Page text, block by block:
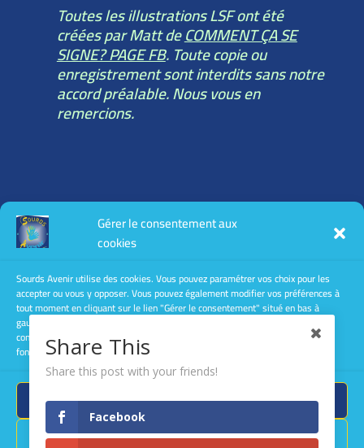
Gérer le consentement aux
cookies
Sourds Avenir utilise des cookies. Vous pouvez paramétrer vos choix pour les
accepter ou vous y opposer. Vous pouvez également modifier vos préférences à
tout moment en cliquant sur le lien "Gérer le consentement" situé en bas à
gauche des pages de ce site. Le fait de ne pas consentir ou de retirer son
consentement peut avoir un effet négatif sur certaines caractéristiques et
fonctions.
Accepter
Refuser
Toutes les illustrations LSF ont été
créées par Matt deCOMMENT ÇA SE
SIGNE? PAGE FB. Toute copie ou
enregistrement sont interdits sans notre
accord préalable. Nous vous en
remercions.
Toutes les informations légales :
mentions légales
conditions générales de vente
Politique de confidentialité
Le site a été créé et est géré parChristine
Share This
Share this post with your friends!
Facebook